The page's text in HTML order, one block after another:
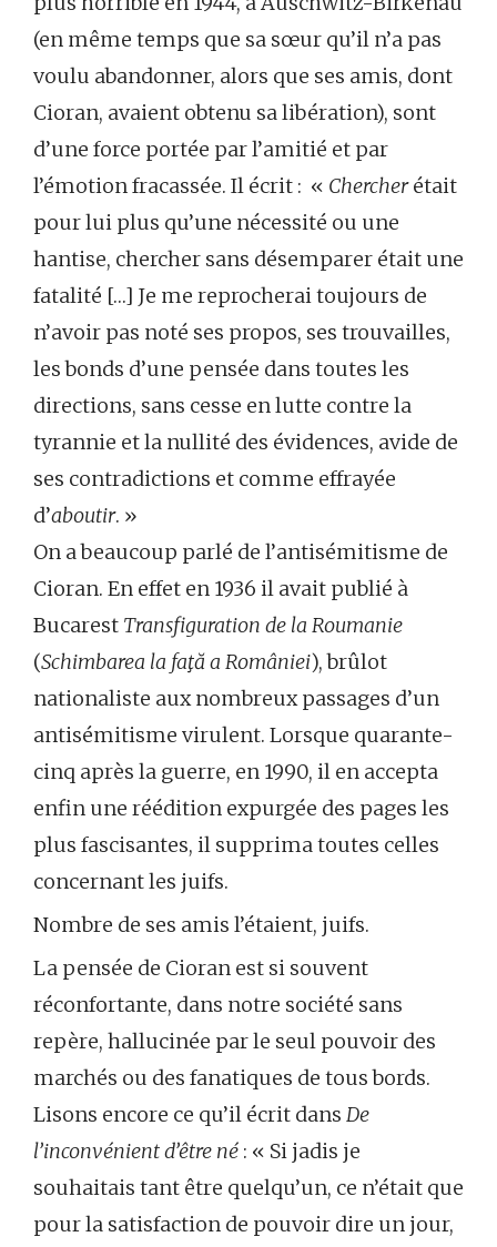
(en même temps que sa sœur qu’il n’a pas
voulu abandonner, alors que ses amis, dont
Cioran, avaient obtenu sa libération), sont
d’une force portée par l’amitié et par
l’émotion fracassée. Il écrit : « Chercherétait
pour lui plus qu’une nécessité ou une
hantise, chercher sans désemparer était une
fatalité […] Je me reprocherai toujours de
n’avoir pas noté ses propos, ses trouvailles,
les bonds d’une pensée dans toutes les
directions, sans cesse en lutte contre la
tyrannie et la nullité des évidences, avide de
ses contradictions et comme effrayée
d’aboutir. »
On a beaucoup parlé de l’antisémitisme de
Cioran. En effet en 1936 il avait publié à
Bucarest Transfiguration de la Roumanie
(Schimbarea la faţă a României), brûlot
nationaliste aux nombreux passages d’un
antisémitisme virulent. Lorsque quarante-
cinq après la guerre, en 1990, il en accepta
enfin une réédition expurgée des pages les
plus fascisantes, il supprima toutes celles
concernant les juifs.
Nombre de ses amis l’étaient, juifs.
La pensée de Cioran est si souvent
réconfortante, dans notre société sans
repère, hallucinée par le seul pouvoir des
marchés ou des fanatiques de tous bords.
Lisons encore ce qu’il écrit dans De
l’inconvénient d’être né : « Si jadis je
souhaitais tant être quelqu’un, ce n’était que
pour la satisfaction de pouvoir dire un jour,